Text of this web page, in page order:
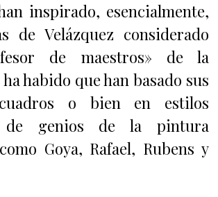
inspirado, esencialmente,
de Velázquez considerado
de maestros» de la
habido que han basado sus
o bien en estilos
de genios de la pintura
Goya, Rafael, Rubens y